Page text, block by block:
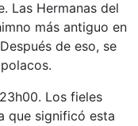
Las Hermanas del
más antiguo en
de eso, se
Los fieles
que significó esta